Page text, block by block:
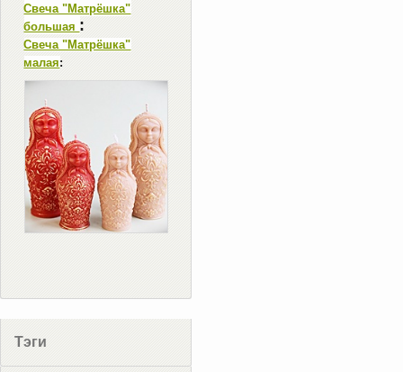
Свеча "Матрёшка"
большая :
Свеча "Матрёшка"
малая:
Тэги